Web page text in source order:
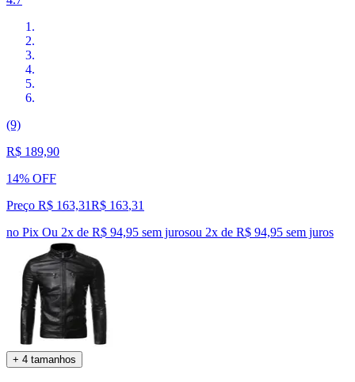
(9)
R$ 189,90
14% OFF
Preço R$ 163,31R$ 163,31
no Pix Ou 2x de R$ 94,95 sem jurosou 2x de R$ 94,95 sem juros
+ 4 tamanhos